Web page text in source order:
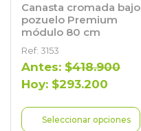
Canasta cromada bajo
pozuelo Premium
módulo 80 cm
Ref: 3153
Antes: $418.900
Hoy: $293.200
Seleccionar opciones